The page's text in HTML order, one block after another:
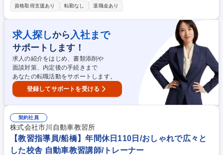
関わる業務に携わっていただきます。 【具体的な業務内容】 ■普通自動車
■教習車両の点検、整備補助 ■その他、教習所運営に関わる業務 募集職種
★資格必須【自動車教習インストラクター】サービス力＆多角事業展開で
安定経営
資格取得支援あり 転勤なし 退職金あり
求人探しから 入社まで
サポートします！
求人の紹介をはじめ、書類添削や
面談対策、内定後の手続きまで
あなたの転職活動をサポートします。
登録してサポートを受ける
契約社員
株式会社市川自動車教習所
【教習指導員/船橋】年間休日110日/おしゃれで広々と
した校舎 自動車教習講師/トレーナー